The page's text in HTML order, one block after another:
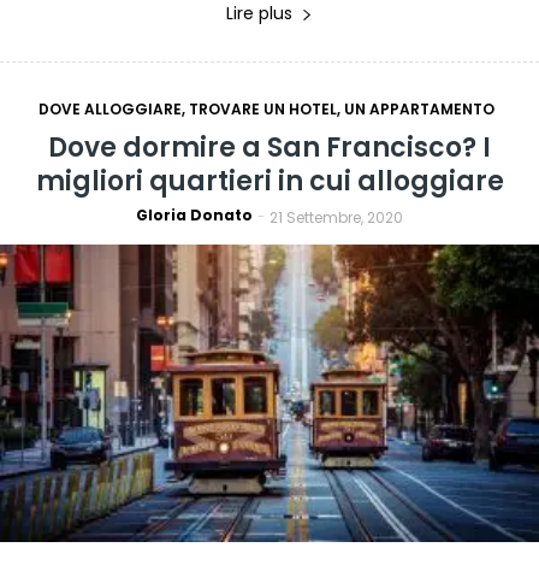
Lire plus
DOVE ALLOGGIARE, TROVARE UN HOTEL, UN APPARTAMENTO
Dove dormire a San Francisco? I
migliori quartieri in cui alloggiare
Gloria Donato - 21 Settembre, 2020